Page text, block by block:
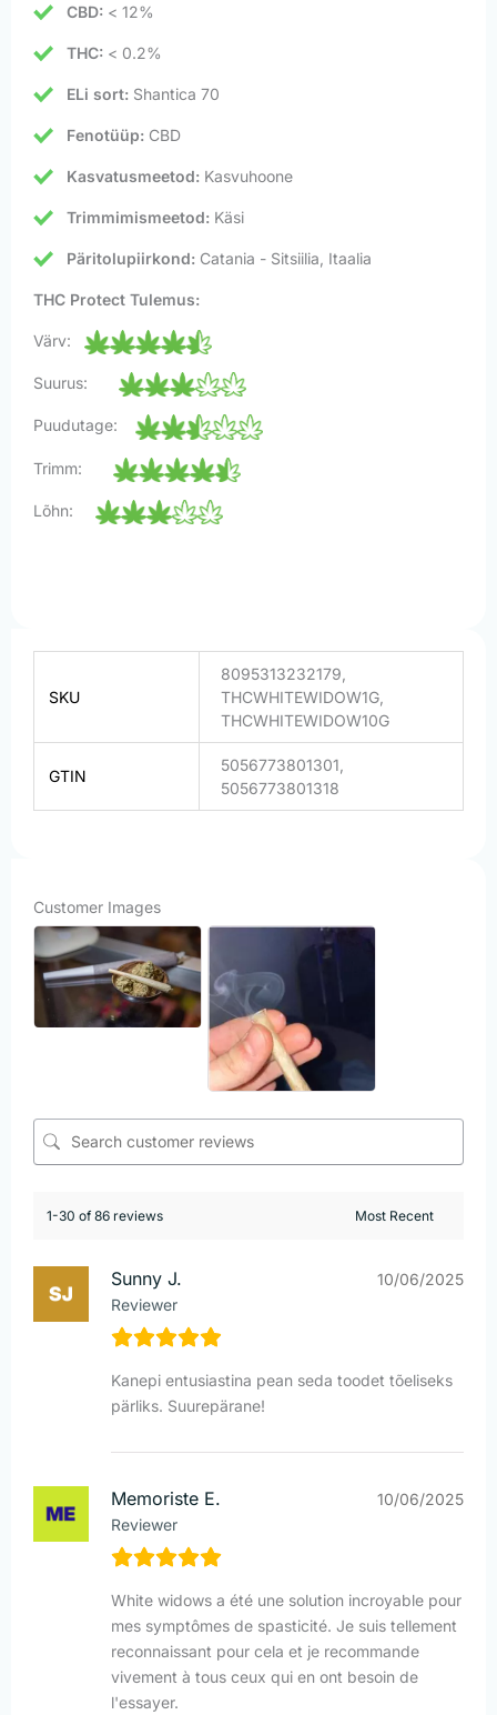
CBD: < 12%
THC: < 0.2%
ELi sort: Shantica 70
Fenotüüp: CBD
Kasvatusmeetod: Kasvuhoone
Trimmimismeetod: Käsi
Päritolupiirkond: Catania - Sitsiilia, Itaalia
THC Protect Tulemus:
Värv:
Suurus:
Puudutage:
Trimm:
Lõhn:
SKU
8095313232179,
THCWHITEWIDOW1G,
THCWHITEWIDOW10G
GTIN
5056773801301,
5056773801318
Customer Images
1-30 of 86 reviews
Sunny J.
Reviewer
10/06/2025
Kanepi entusiastina pean seda toodet tõeliseks
pärliks. Suurepärane!
Memoriste E.
Reviewer
10/06/2025
White widows a été une solution incroyable pour
mes symptômes de spasticité. Je suis tellement
reconnaissant pour cela et je recommande
vivement à tous ceux qui en ont besoin de
l'essayer.